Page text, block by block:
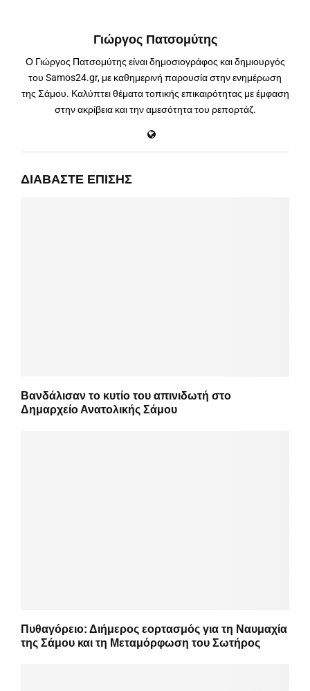
Γιώργος Πατσομύτης
Ο Γιώργος Πατσομύτης είναι δημοσιογράφος και δημιουργός
του Samos24.gr, με καθημερινή παρουσία στην ενημέρωση
της Σάμου. Καλύπτει θέματα τοπικής επικαιρότητας με έμφαση
στην ακρίβεια και την αμεσότητα του ρεπορτάζ.
ΔΙΑΒΆΣΤΕ ΕΠΊΣΗΣ
Βανδάλισαν το κυτίο του απινιδωτή στο
Δημαρχείο Ανατολικής Σάμου
Πυθαγόρειο: Διήμερος εορτασμός για τη Ναυμαχία
της Σάμου και τη Μεταμόρφωση του Σωτήρος